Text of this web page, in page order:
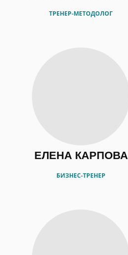
ТРЕНЕР-МЕТОДОЛОГ
ЕЛЕНА КАРПОВА
БИЗНЕС-ТРЕНЕР